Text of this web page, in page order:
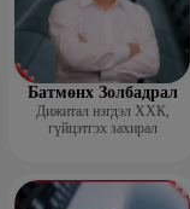
Батмөнх Золбадрал
Дижитал нэгдэл ХХК,
гүйцэтгэх захирал